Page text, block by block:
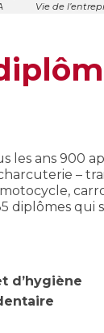
Vie de
les ans 900
–
diplômes qui
d’hygiène